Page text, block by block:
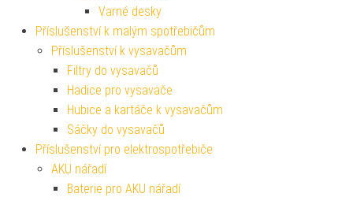
Varné desky
Příslušenství k malým spotřebičům
Příslušenství k vysavačům
Filtry do vysavačů
Hadice pro vysavače
Hubice a kartáče k vysavačům
Sáčky do vysavačů
Příslušenství pro elektrospotřebiče
AKU nářadí
Baterie pro AKU nářadí